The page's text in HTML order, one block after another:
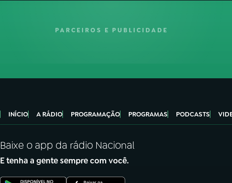
PARCEIROS E PUBLICIDADE
INÍCIO A RÁDIO PROGRAMAÇÃO PROGRAMAS PODCASTS
Baixe o app da rádio Nacional
E tenha a gente sempre com você.